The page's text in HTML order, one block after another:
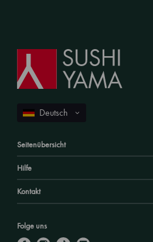
Seitenübersicht
Hilfe
Kontakt
Folge uns